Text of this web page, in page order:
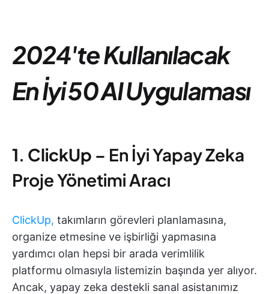
2024'te Kullanılacak
En İyi 50 AI Uygulaması
1. ClickUp – En İyi Yapay Zeka
Proje Yönetimi Aracı
ClickUp, takımların görevleri planlamasına,
organize etmesine ve işbirliği yapmasına
yardımcı olan hepsi bir arada verimlilik
platformu olmasıyla listemizin başında yer alıyor.
Ancak, yapay zeka destekli sanal asistanımız